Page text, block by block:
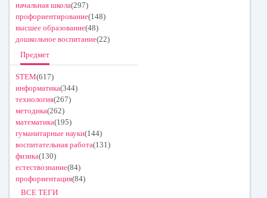
начальная школа(297)
профориентирование(148)
высшее образование(48)
дошкольное воспитание(22)
Предмет
STEM(617)
информатика(344)
технология(267)
методика(262)
математика(195)
гуманитарные науки(144)
воспитательная работа(131)
физика(130)
естествознание(84)
профориентация(84)
ВСЕ ТЕГИ